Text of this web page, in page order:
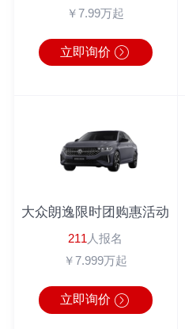
李先生 186*****6222
￥7.99万起
立即询价
大众朗逸限时团购惠活动
211人报名
￥7.999万起
立即询价